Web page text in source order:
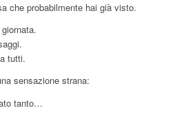
che probabilmente hai già visto.
tutti.
sensazione strana:
tanto…